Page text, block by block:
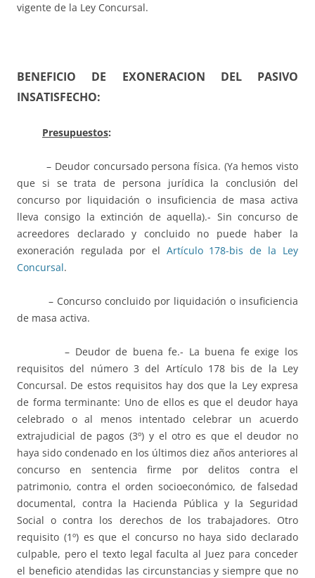
vigente de la Ley Concursal.
BENEFICIO DE EXONERACION DEL PASIVO
INSATISFECHO:
Presupuestos:
– Deudor concursado persona física. (Ya hemos visto
que si se trata de persona jurídica la conclusión del
concurso por liquidación o insuficiencia de masa activa
lleva consigo la extinción de aquella).- Sin concurso de
acreedores declarado y concluido no puede haber la
exoneración regulada por el Artículo 178-bis de la Ley
Concursal.
– Concurso concluido por liquidación o insuficiencia
de masa activa.
– Deudor de buena fe.- La buena fe exige los
requisitos del número 3 del Artículo 178 bis de la Ley
Concursal. De estos requisitos hay dos que la Ley expresa
de forma terminante: Uno de ellos es que el deudor haya
celebrado o al menos intentado celebrar un acuerdo
extrajudicial de pagos (3º) y el otro es que el deudor no
haya sido condenado en los últimos diez años anteriores al
concurso en sentencia firme por delitos contra el
patrimonio, contra el orden socioeconómico, de falsedad
documental, contra la Hacienda Pública y la Seguridad
Social o contra los derechos de los trabajadores. Otro
requisito (1º) es que el concurso no haya sido declarado
culpable, pero el texto legal faculta al Juez para conceder
el beneficio atendidas las circunstancias y siempre que no